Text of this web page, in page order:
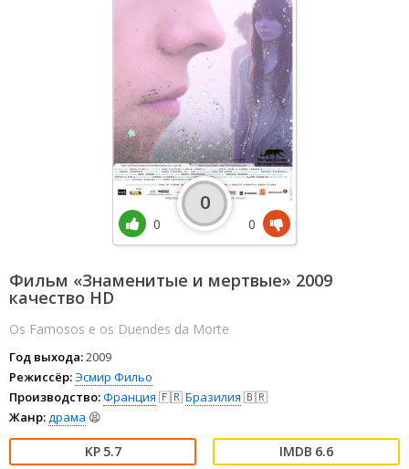
Фильм «Знаменитые и мертвые» 2009
качество HD
Os Famosos e os Duendes da Morte
Год выхода:2009
Режиссёр:Эсмир Фильо
Производство:Франция 🇫🇷Бразилия 🇧🇷
Жанр:драма 😫
5.7 6.6
0
0
0